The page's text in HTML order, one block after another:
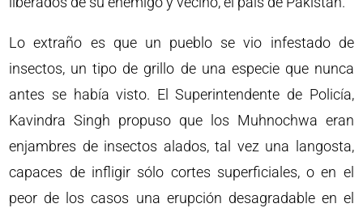
Lo extraño es que un pueblo se vio infestado de
insectos, un tipo de grillo de una especie que nunca
antes se había visto. El Superintendente de Policía,
Kavindra Singh propuso que los Muhnochwa eran
enjambres de insectos alados, tal vez una langosta,
capaces de infligir sólo cortes superficiales, o en el
peor de los casos una erupción desagradable en el